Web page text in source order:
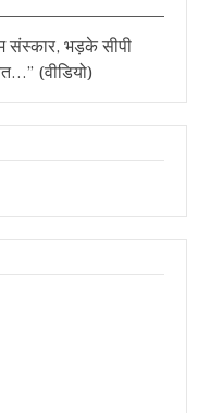
धू
संस्कार, भड़के सीपी
(वीडियो)